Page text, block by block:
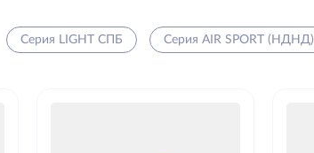
Серия LIGHT СПБ Серия AIR SPORT (НДНД)